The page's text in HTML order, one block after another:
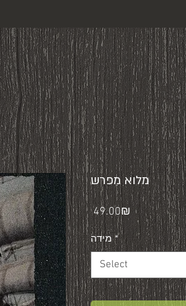
מלוא מִפרש
‏49.00 ‏₪Price
מידה *
Select